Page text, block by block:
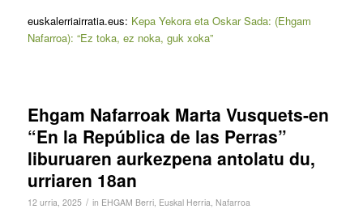
euskalerriairratia.eus: Kepa Yekora eta Oskar Sada: (Ehgam
Nafarroa): “Ez toka, ez noka, guk xoka”
Ehgam Nafarroak Marta Vusquets-en
“En la República de las Perras”
liburuaren aurkezpena antolatu du,
urriaren 18an
12 urria, 2025 / in EHGAM Berri, Euskal Herria, Nafarroa